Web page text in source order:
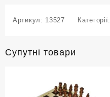
Артикул: 13527 Категорії:
Супутні товари